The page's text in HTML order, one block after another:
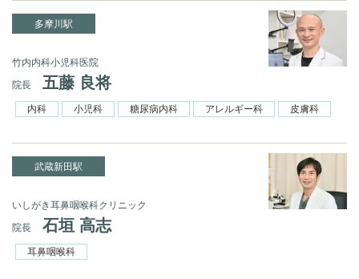
多摩川駅
竹内内科小児科医院
院長
五藤 良将
内科 小児科 糖尿病内科 アレルギー科 皮膚科
武蔵新田駅
いしがき耳鼻咽喉科クリニック
院長
石垣 高志
耳鼻咽喉科